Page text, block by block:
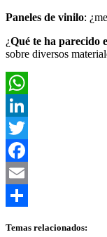
Paneles de vinilo:
¿Qué te ha parecido
sobre diversos
WhatsApp
LinkedIn
Twitter
Facebook
Email
Temas relacionados: